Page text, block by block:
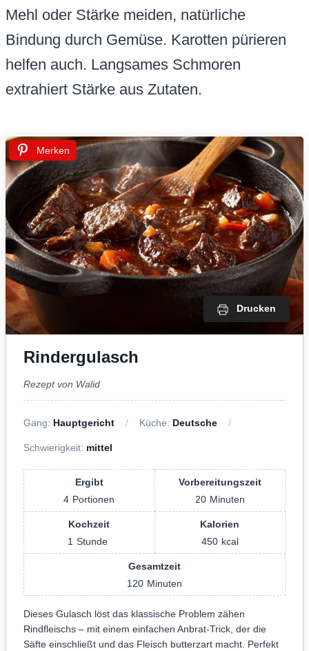
Mehl oder Stärke meiden, natürliche
Bindung durch Gemüse. Karotten pürieren
helfen auch. Langsames Schmoren
extrahiert Stärke aus Zutaten.
Merken
Drucken
Rindergulasch
Rezept von Walid
Gang: Hauptgericht Küche: Deutsche
Schwierigkeit: mittel
Ergibt
4 Portionen
Vorbereitungszeit
20 Minuten
Kochzeit
1 Stunde
Kalorien
450 kcal
Gesamtzeit
120 Minuten
Dieses Gulasch löst das klassische Problem zähen
Rindfleischs – mit einem einfachen Anbrat-Trick, der die
Säfte einschließt und das Fleisch butterzart macht. Perfekt